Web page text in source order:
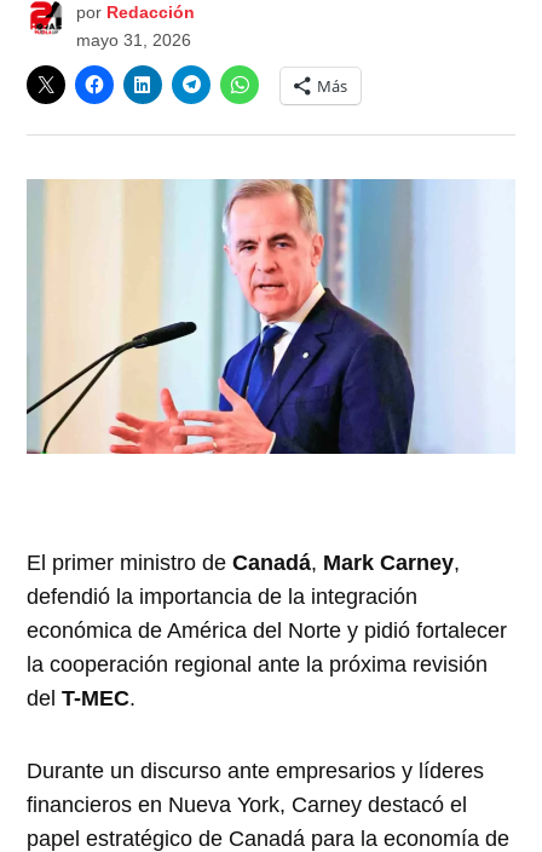
por Redacción
mayo 31, 2026
Más
El primer ministro deCanadá, Mark Carney,
defendió la importancia de la integración
económica de América del Norte y pidió fortalecer
la cooperación regional ante la próxima revisión
delT-MEC.
Durante un discurso ante empresarios y líderes
financieros en Nueva York, Carney destacó el
papel estratégico de Canadá para la economía de